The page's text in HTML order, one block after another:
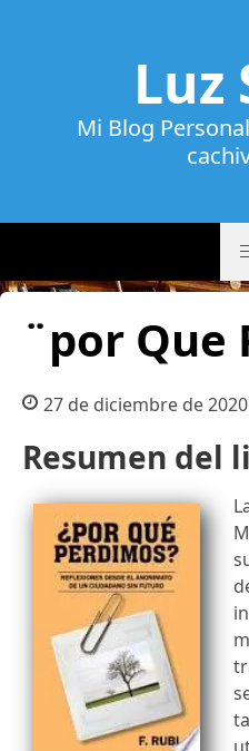
Luz
Mi Blog
¨por Que
27 de diciembre de 2020
Resumen del